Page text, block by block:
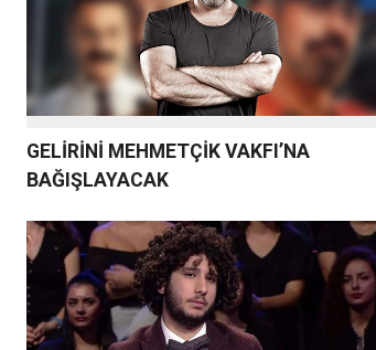
GELİRİNİ MEHMETÇİK VAKFI’NA
BAĞIŞLAYACAK